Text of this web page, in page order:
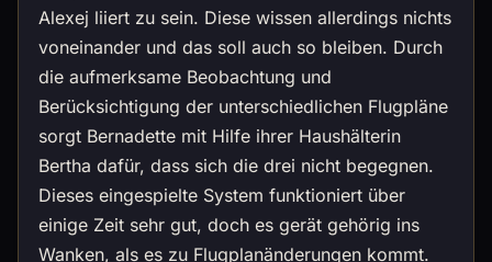
Alexej liiert zu sein. Diese wissen allerdings nichts
voneinander und das soll auch so bleiben. Durch
die aufmerksame Beobachtung und
Berücksichtigung der unterschiedlichen Flugpläne
sorgt Bernadette mit Hilfe ihrer Haushälterin
Bertha dafür, dass sich die drei nicht begegnen.
Dieses eingespielte System funktioniert über
einige Zeit sehr gut, doch es gerät gehörig ins
Wanken, als es zu Flugplanänderungen kommt.